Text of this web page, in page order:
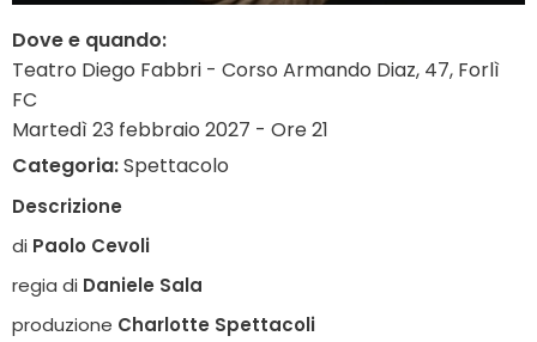
Dove e quando:
Teatro Diego Fabbri - Corso Armando Diaz, 47, Forlì
FC
Martedì 23 febbraio 2027 - Ore 21
Categoria:Spettacolo
Descrizione
di Paolo Cevoli
regia di Daniele Sala
produzione Charlotte Spettacoli